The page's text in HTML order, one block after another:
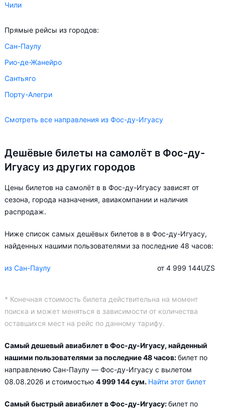
ориентируясь на свои пожелания и финансовые
Чили
Прямые рейсы из городов:
Сан-Паулу
Рио-де-Жанейро
Сантьяго
Порту-Алегри
Смотреть все направления из Фос-ду-Игуасу
Дешёвые билеты на самолёт в Фос-ду-
Игуасу из других городов
Цены билетов на самолёт в в Фос-ду-Игуасу зависят от
сезона, города назначения, авиакомпании и наличия
распродаж.
Ниже список самых дешёвых билетов в в Фос-ду-Игуасу,
найденных нашими пользователями за последние 48 часов:
из Сан-Паулу от 4 999 144UZS
* Конечная стоимость билета действительна на момент
поиска и может меняться в зависимости от количества
оставшихся мест на рейс по данному тарифу.
Самый дешевый авиабилет в Фос-ду-Игуасу, найденный
нашими пользователями за последние 48 часов:билет по
направлению Сан-Паулу — Фос-ду-Игуасу с вылетом
08.08.2026 и стоимостью 4 999 144 сум. Найти этот билет
Самый быстрый авиабилет в Фос-ду-Игуасу:билет по